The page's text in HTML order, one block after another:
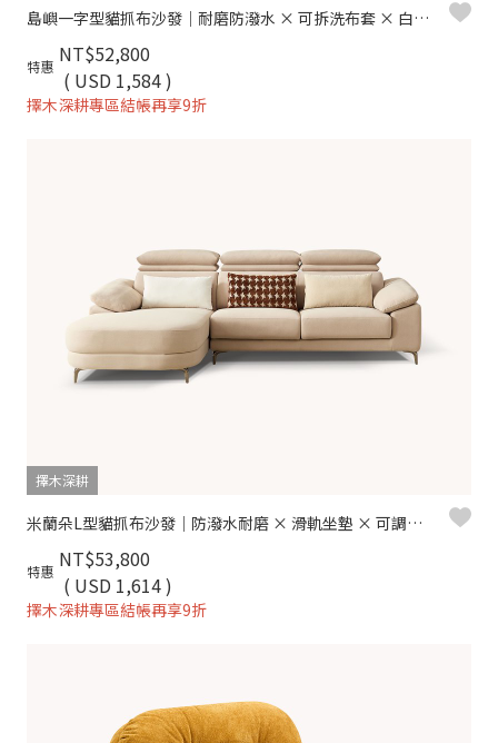
島嶼一字型貓抓布沙發｜耐磨防潑水 × 可拆洗布套 × 白蠟木扶手 – 擇木深耕
特惠 NT$52,800
( USD 1,584 )
擇木深耕專區結帳再享9折
擇木深耕
米蘭朵L型貓抓布沙發｜防潑水耐磨 × 滑軌坐墊 × 可調頭枕 –擇木深耕
特惠 NT$53,800
( USD 1,614 )
擇木深耕專區結帳再享9折